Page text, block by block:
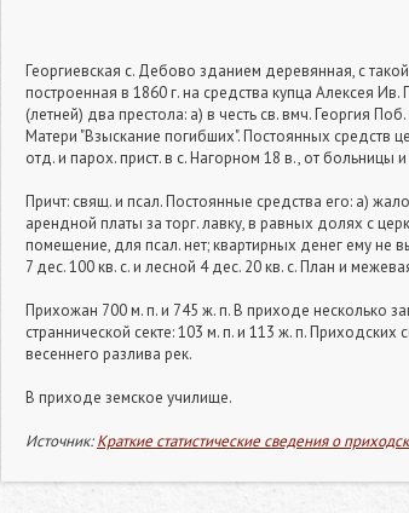
Георгиевская с. Дебово зданием деревянная, с
построенная в 1860 г. на средства купца Алексея
(летней) два престола: а) в честь св. вмч. Георгия
Матери "Взыскание погибших". Постоянных средств
отд. и парох. прист. в с. Нагорном 18 в., от больницы
Причт: свящ. и псал. Постоянные средства его: а)
арендной платы за торг. лавку, в равных долях с
помещение, для псал. нет; квартирных денег ему не
7 дес. 100 кв. с. и лесной 4 дес. 20 кв. с. План и
Прихожан 700 м. п. и 745 ж. п. В приходе несколько
страннической секте: 103 м. п. и 113 ж. п.
весеннего разлива рек.
В приходе земское училище.
Источник:Краткие статистические сведения о